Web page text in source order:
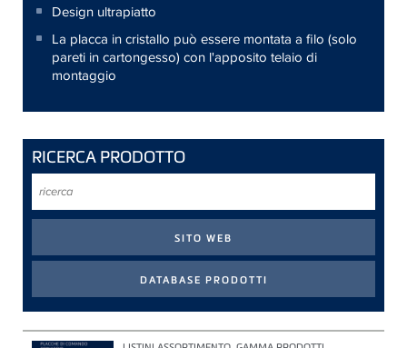
Design ultrapiatto
La placca in cristallo può essere montata a filo (solo
pareti in cartongesso) con l'apposito telaio di
montaggio
RICERCA PRODOTTO